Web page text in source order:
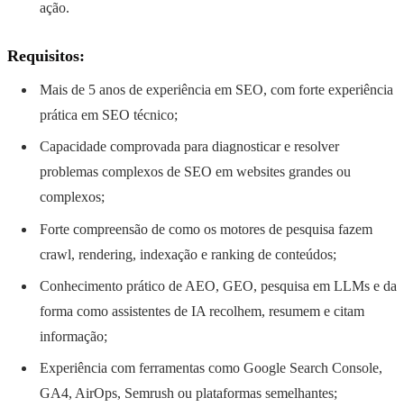
ação.
Requisitos:
Mais de 5 anos de experiência em SEO, com forte experiência
prática em SEO técnico;
Capacidade comprovada para diagnosticar e resolver
problemas complexos de SEO em websites grandes ou
complexos;
Forte compreensão de como os motores de pesquisa fazem
crawl, rendering, indexação e ranking de conteúdos;
Conhecimento prático de AEO, GEO, pesquisa em LLMs e da
forma como assistentes de IA recolhem, resumem e citam
informação;
Experiência com ferramentas como Google Search Console,
GA4, AirOps, Semrush ou plataformas semelhantes;